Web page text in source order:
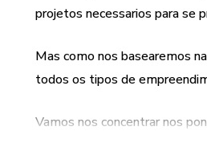
projetos necessarios para se
Mas como nos basearemos
todos os tipos de
Vamos nos concentrar nos